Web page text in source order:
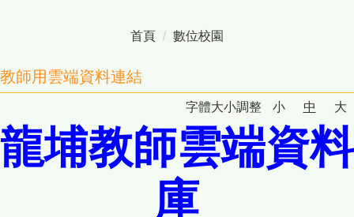
首頁 數位校園
教師用雲端資料連結
字體大小調整 小 中 大
龍埔教師雲端資料
庫